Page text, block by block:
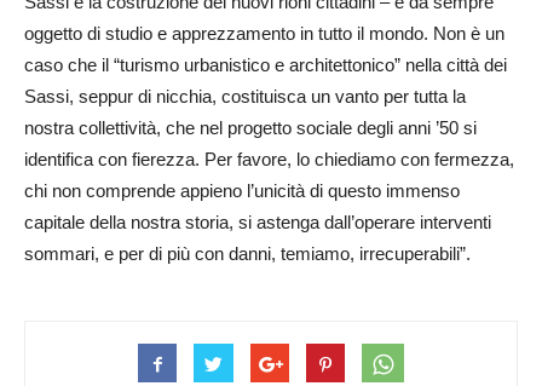
oggetto di studio e apprezzamento in tutto il mondo. Non è un
caso che il “turismo urbanistico e architettonico” nella città dei
Sassi, seppur di nicchia, costituisca un vanto per tutta la
nostra collettività, che nel progetto sociale degli anni ’50 si
identifica con fierezza. Per favore, lo chiediamo con fermezza,
chi non comprende appieno l’unicità di questo immenso
capitale della nostra storia, si astenga dall’operare interventi
sommari, e per di più con danni, temiamo, irrecuperabili”.